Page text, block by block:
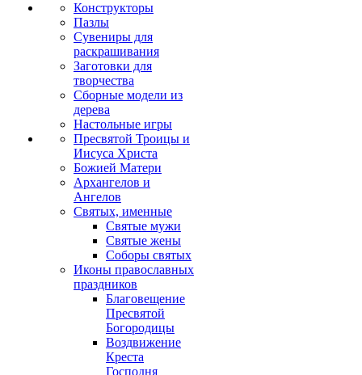
Конструкторы
Пазлы
Сувениры для
раскрашивания
Заготовки для
творчества
Сборные модели из
дерева
Настольные игры
Пресвятой Троицы и
Иисуса Христа
Божией Матери
Архангелов и
Ангелов
Святых, именные
Святые мужи
Святые жены
Соборы святых
Иконы православных
праздников
Благовещение
Пресвятой
Богородицы
Воздвижение
Креста
Господня